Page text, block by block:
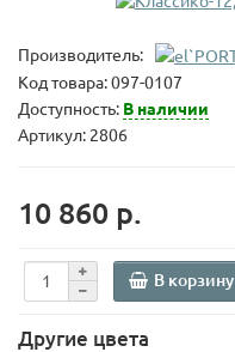
Производитель:
Код товара:097-0107
Доступность: В наличии
Артикул: 2806
10 860 р.
В корзину
Другие цвета